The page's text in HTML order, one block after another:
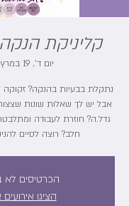
קליניקת
יום ד׳, 19 במרץ
נתקלת בבעיות בהנקה?
אבל יש לך שאלות שונות
גדל.ה? חוזרת לעבודה
חלב? רוצה לסיים
הכרטיסים
הציגו